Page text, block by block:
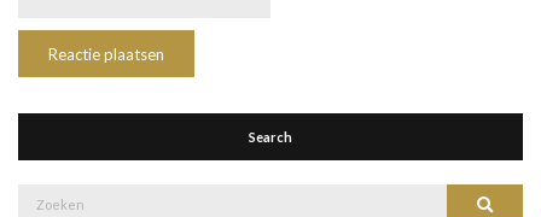
Search
Zoek